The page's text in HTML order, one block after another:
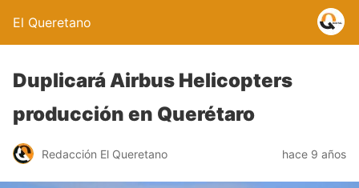
El Queretano
Duplicará Airbus Helicopters
producción en Querétaro
Redacción El Queretano hace 9 años